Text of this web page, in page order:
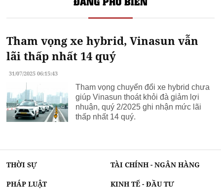
Tham vọng xe hybrid, Vinasun vẫn
lãi thấp nhất 14 quý
31/07/2025 06:15:43
Tham vọng chuyển đổi xe hybrid chưa
giúp Vinasun thoát khỏi đà giảm lợi
nhuận, quý 2/2025 ghi nhận mức lãi
thấp nhất 14 quý.
THỜI SỰ TÀI CHÍNH - NGÂN HÀNG
PHÁP LUẬT KINH TẾ - ĐẦU TƯ